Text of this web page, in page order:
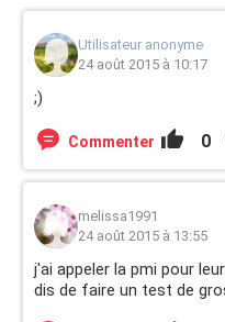
Utilisateur anonyme
24 août 2015 à 10:17
;)
Commenter 0
melissa1991
24 août 2015 à 13:55
j'ai appeler la pmi pour
dis de faire un test de